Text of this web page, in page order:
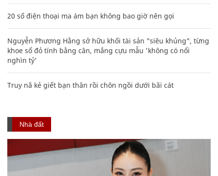
20 số điện thoại ma ám bạn không bao giờ nên gọi
Nguyễn Phương Hằng sở hữu khối tài sản "siêu khủng", từng
khoe sổ đỏ tính bằng cân, mắng cựu mẫu 'không có nổi
nghìn tỷ'
Truy nã kẻ giết bạn thân rồi chôn ngồi dưới bãi cát
Nhà đất